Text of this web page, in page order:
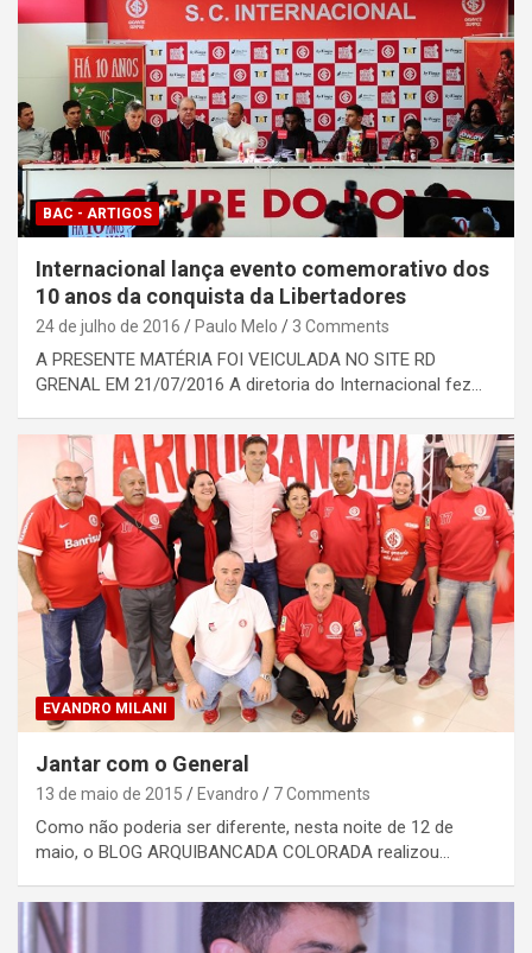
BAC - ARTIGOS
Internacional lança evento comemorativo dos
10 anos da conquista da Libertadores
24 de julho de 2016 Paulo Melo 3 Comments
A PRESENTE MATÉRIA FOI VEICULADA NO SITE RD
GRENAL EM 21/07/2016 A diretoria do Internacional fez…
EVANDRO MILANI
Jantar com o General
13 de maio de 2015 Evandro 7 Comments
Como não poderia ser diferente, nesta noite de 12 de
maio, o BLOG ARQUIBANCADA COLORADA realizou…